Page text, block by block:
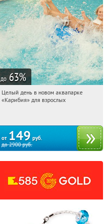
до 63%
04:45:23 Купили:
Целый день в новом аквапарке
«Карибия» для взрослых
от 149 руб.
до2900руб.